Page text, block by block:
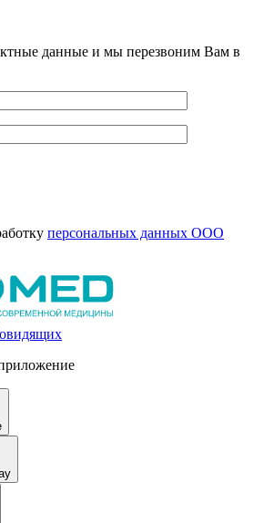
данные и мы перезвоним Вам в
персональных данных ООО